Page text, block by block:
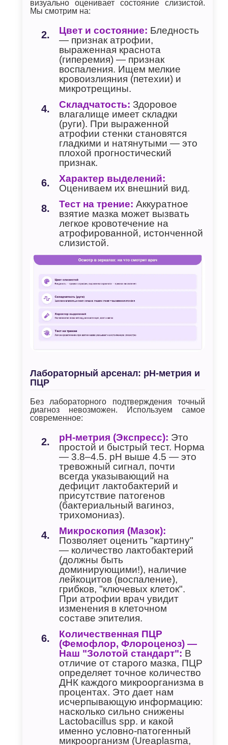
визуально оценивает состояние слизистой.
Мы смотрим на:
Цвет и состояние: Бледность
— признак атрофии,
выраженная краснота
(гиперемия) — признак
воспаления. Ищем мелкие
кровоизлияния (петехии) и
микротрещины.
Складчатость: Здоровое
влагалище имеет складки
(руги). При выраженной
атрофии стенки становятся
гладкими и натянутыми — это
плохой прогностический
признак.
Характер выделений:
Оцениваем их внешний вид.
Тест на трение: Аккуратное
взятие мазка может вызвать
легкое кровотечение на
атрофированной, истонченной
слизистой.
Лабораторный арсенал: pH-метрия и
ПЦР
Без лабораторного подтверждения точный
диагноз невозможен. Используем самое
современное:
pH-метрия (Экспресс): Это
простой и быстрый тест. Норма
— 3.8–4.5. pH выше 4.5 — это
тревожный сигнал, почти
всегда указывающий на
дефицит лактобактерий и
присутствие патогенов
(бактериальный вагиноз,
трихомониаз).
Микроскопия (Мазок):
Позволяет оценить "картину"
— количество лактобактерий
(должны быть
доминирующими!), наличие
лейкоцитов (воспаление),
грибков, "ключевых клеток".
При атрофии врач увидит
изменения в клеточном
составе эпителия.
Количественная ПЦР
(Фемофлор, Флороценоз) —
Наш "Золотой стандарт": В
отличие от старого мазка, ПЦР
определяет точное количество
ДНК каждого микроорганизма в
процентах. Это дает нам
исчерпывающую информацию:
насколько сильно снижены
Lactobacillus spp. и какой
именно условно-патогенный
микроорганизм (Ureaplasma,